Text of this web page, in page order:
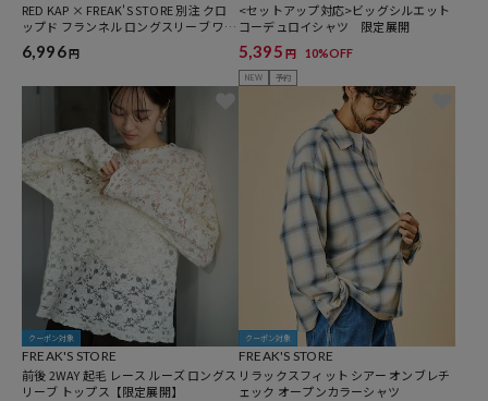
RED KAP × FREAK'S STORE 別注 クロ
ップド フランネル ロングスリーブ ワー
クシャツ
6,996円
<セットアップ対応>ビッグシルエット
コーデュロイシャツ 限定展開
5,395 円 10%OFF
NEW 予約
クーポン対象
FREAK'S STORE
前後 2WAY 起毛 レース ルーズ ロングス
リーブ トップス【限定展開】
クーポン対象
FREAK'S STORE
リラックスフィット シアー オンブレチ
ェック オープンカラーシャツ